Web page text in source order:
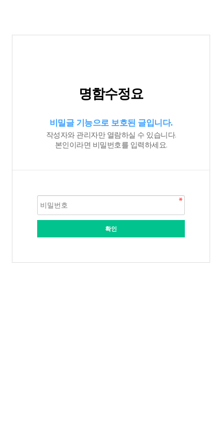
명함수정요
비밀글 기능으로 보호된 글입니다.
작성자와 관리자만 열람하실 수 있습니다.
본인이라면 비밀번호를 입력하세요.